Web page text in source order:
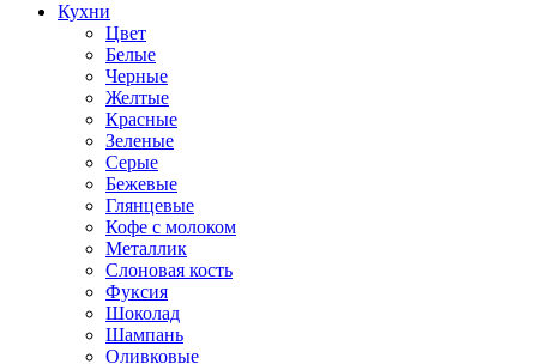
Кухни
Цвет
Белые
Черные
Желтые
Красные
Зеленые
Серые
Бежевые
Глянцевые
Кофе с молоком
Металлик
Слоновая кость
Фуксия
Шоколад
Шампань
Оливковые